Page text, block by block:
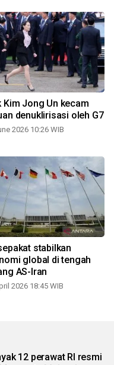
Kim Jong Un kecam
denuklirisasi oleh G7
2026 10:26 WIB
stabilkan
global di tengah
AS-Iran
2026 18:45 WIB
12 perawat RI resmi